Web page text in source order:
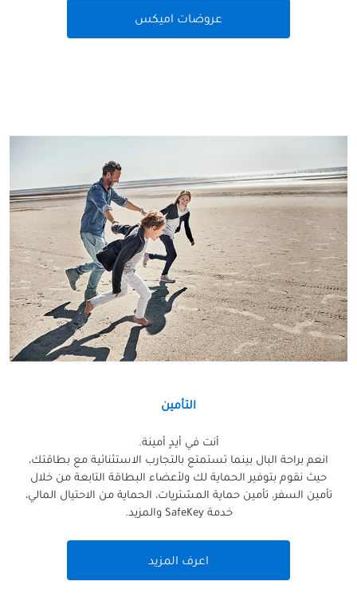
عروضات اميكس
التأمين
أنت في أيدٍ أمينة.
انعم براحة البال بينما تستمتع بالتجارب الاستثنائية مع بطاقتك،
حيث نقوم بتوفير الحماية لك ولأعضاء البطاقة التابعة من خلال
تأمين السفر، تأمين حماية المشتريات، الحماية من الاحتيال المالي،
خدمة SafeKey والمزيد.
اعرف المزيد